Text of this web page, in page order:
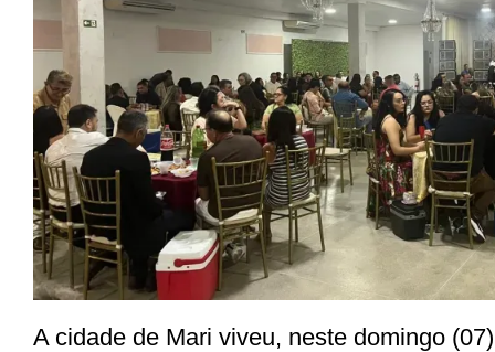
A cidade de Mari viveu, neste domingo